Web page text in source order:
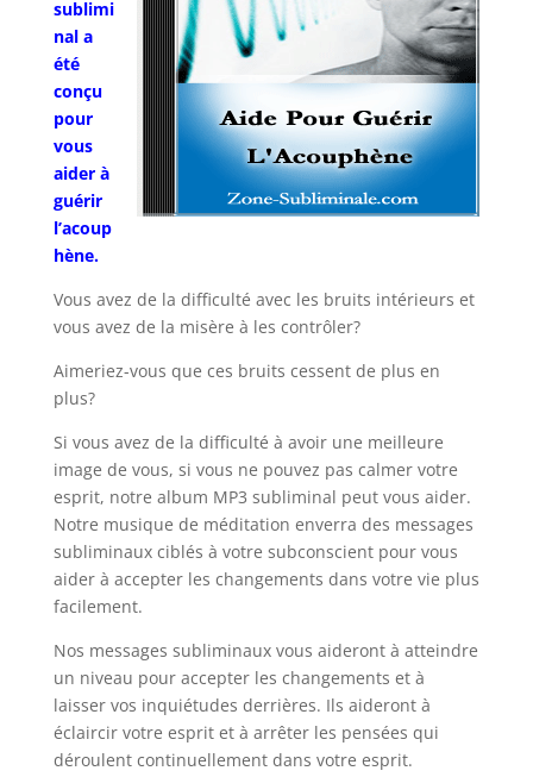
sublimi
nal a
été
conçu
pour
vous
aider à
guérir
l’acoup
hène.
Vous avez de la difficulté avec les bruits intérieurs et
vous avez de la misère à les contrôler?
Aimeriez-vous que ces bruits cessent de plus en
plus?
Si vous avez de la difficulté à avoir une meilleure
image de vous, si vous ne pouvez pas calmer votre
esprit, notre album MP3 subliminal peut vous aider.
Notre musique de méditation enverra des messages
subliminaux ciblés à votre subconscient pour vous
aider à accepter les changements dans votre vie plus
facilement.
Nos messages subliminaux vous aideront à atteindre
un niveau pour accepter les changements et à
laisser vos inquiétudes derrières. Ils aideront à
éclaircir votre esprit et à arrêter les pensées qui
déroulent continuellement dans votre esprit.